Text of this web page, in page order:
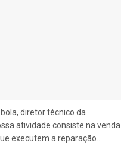
diretor técnico da
atividade consiste na venda
executem a reparação...